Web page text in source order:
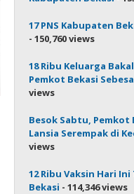
17 PNS Kabupaten
- 150,760 views
18 Ribu Keluarga
Pemkot Bekasi
views
Besok Sabtu, Pemkot
Lansia Serempak di
views
12 Ribu Vaksin Hari
Bekasi - 114,346 views